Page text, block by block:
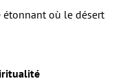
étonnant où le désert